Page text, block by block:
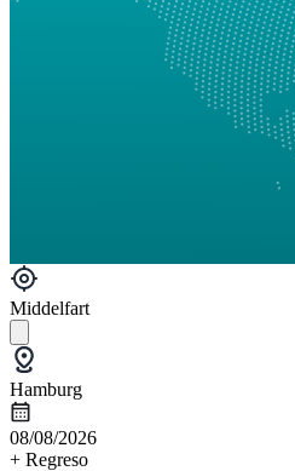
Middelfart
Hamburg
08/08/2026
+ Regreso